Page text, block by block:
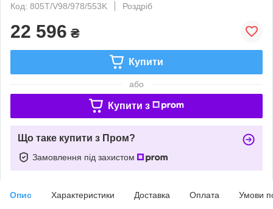
Код: 805T/V98/978/553K
Роздріб
22 596 ₴
Купити
або
Купити з
Що таке купити з Пром?
Замовлення під захистом
Опис Характеристики Доставка Оплата Умови